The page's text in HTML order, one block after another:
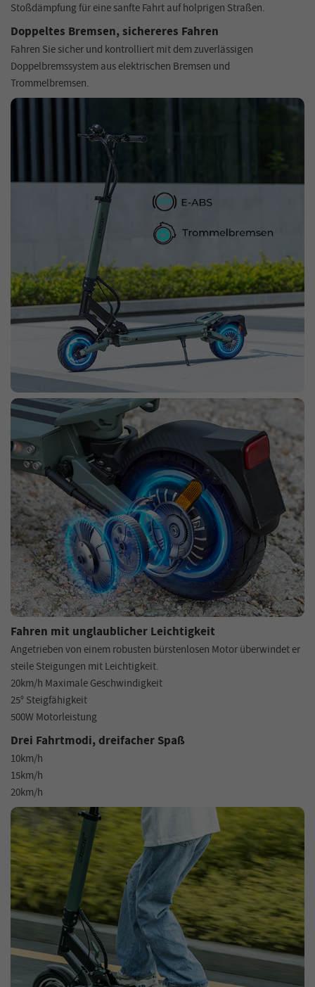
Stoßdämpfung für eine sanfte Fahrt auf holprigen Straßen.
Doppeltes Bremsen, sichereres Fahren
Fahren Sie sicher und kontrolliert mit dem zuverlässigen
Doppelbremssystem aus elektrischen Bremsen und
Trommelbremsen.
Fahren mit unglaublicher Leichtigkeit
Angetrieben von einem robusten bürstenlosen Motor überwindet er
steile Steigungen mit Leichtigkeit.
20km/h Maximale Geschwindigkeit
25° Steigfähigkeit
500W Motorleistung
Drei Fahrtmodi, dreifacher Spaß
10km/h
15km/h
20km/h